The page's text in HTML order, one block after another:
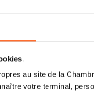
au site de la
votre terminal,
Des experts